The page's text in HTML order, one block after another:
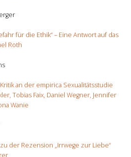
für die Ethik“ – Eine Antwort auf das
Roth
an der empirica Sexualitätsstudie
Tobias Faix, Daniel Wegner, Jennifer
Wanie
der Rezension „Irrwege zur Liebe“